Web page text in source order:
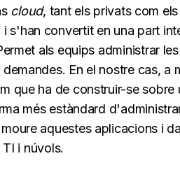
cloud, tant els privats com
s'han convertit en una part
als equips administrar
En el nostre cas, a
que ha de construir-se
més estàndard
aquestes aplicacions i
i núvols.